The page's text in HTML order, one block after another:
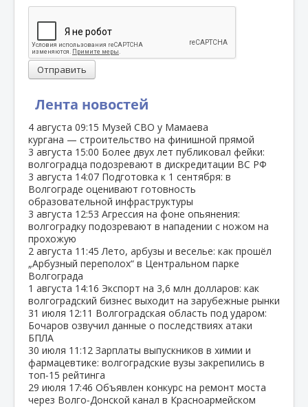
Лента новостей
4 августа 09:15 Музей СВО у Мамаева
кургана — строительство на финишной прямой
3 августа 15:00 Более двух лет публиковал фейки:
волгоградца подозревают в дискредитации ВС РФ
3 августа 14:07 Подготовка к 1 сентября: в
Волгограде оценивают готовность
образовательной инфраструктуры
3 августа 12:53 Агрессия на фоне опьянения:
волгоградку подозревают в нападении с ножом на
прохожую
2 августа 11:45 Лето, арбузы и веселье: как прошёл
„Арбузный переполох“ в Центральном парке
Волгограда
1 августа 14:16 Экспорт на 3,6 млн долларов: как
волгоградский бизнес выходит на зарубежные рынки
31 июля 12:11 Волгоградская область под ударом:
Бочаров озвучил данные о последствиях атаки
БПЛА
30 июля 11:12 Зарплаты выпускников в химии и
фармацевтике: волгоградские вузы закрепились в
топ‑15 рейтинга
29 июля 17:46 Объявлен конкурс на ремонт моста
через Волго‑Донской канал в Красноармейском
Отправить